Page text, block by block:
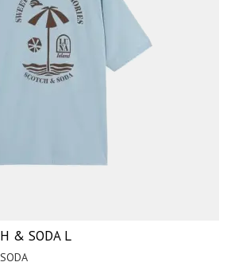
& SODA L